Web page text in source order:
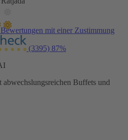
mit einer Zustimmung
(3395) 87%
Buffets und